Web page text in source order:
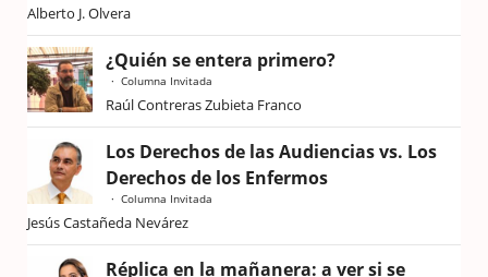
Alberto J. Olvera
¿Quién se entera primero?
Columna Invitada
Raúl Contreras Zubieta Franco
Los Derechos de las Audiencias vs. Los
Derechos de los Enfermos
Columna Invitada
Jesús Castañeda Nevárez
Réplica en la mañanera: a ver si se